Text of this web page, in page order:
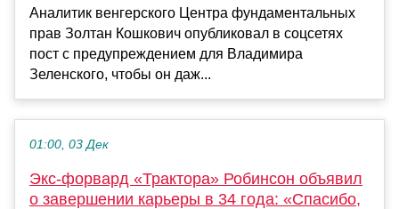
Аналитик венгерского Центра фундаментальных
прав Золтан Кошкович опубликовал в соцсетях
пост с предупреждением для Владимира
Зеленского, чтобы он даж...
01:00, 03 Дек
Экс-форвард «Трактора» Робинсон объявил
о завершении карьеры в 34 года: «Спасибо,